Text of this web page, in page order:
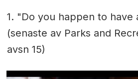
1. "Do you happen to have
(senaste av Parks and
avsn 15)